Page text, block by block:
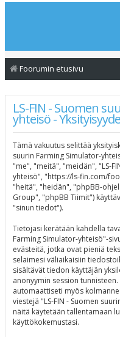
Foorumin etusivu
LS-FIN - Suomen
yhteisö -
Tämä vakuutus selittää
suurin Farming Simulator-
"me", "meitä", "meidän", "LS-
yhteisö", "https://ls-fin.com/
"heitä", "heidän", "phpBB-
Group", "phpBB Tiimit")
"sinun tiedot").
Tietojasi kerätään kahdella
Farming Simulator-yhteisö"-
evästeitä, jotka ovat pieniä
selaimesi väliaikaisiin
sisältävät tiedon käyttäjän
anonyymin session
automaattiseti myös
viestejä "LS-FIN - Suomen
näitä käytetään tallentamaan
käyttökokemustasi.